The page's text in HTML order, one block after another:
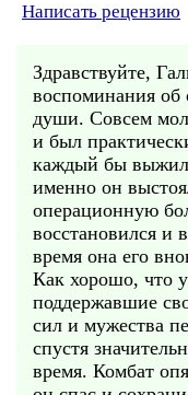
Написать рецензию
Здравствуйте,
воспоминания об
души. Совсем
и был
каждый бы выжил
именно он
операционную
восстановился и
время она его
Как хорошо, что
поддержавшие
сил и мужества
спустя
время. Комбат